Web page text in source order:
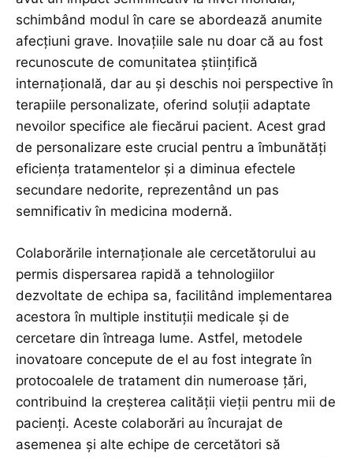
schimbând modul în care se abordează anumite
afecțiuni grave. Inovațiile sale nu doar că au fost
recunoscute de comunitatea științifică
internațională, dar au și deschis noi perspective în
terapiile personalizate, oferind soluții adaptate
nevoilor specifice ale fiecărui pacient. Acest grad
de personalizare este crucial pentru a îmbunătăți
eficiența tratamentelor și a diminua efectele
secundare nedorite, reprezentând un pas
semnificativ în medicina modernă.
Colaborările internaționale ale cercetătorului au
permis dispersarea rapidă a tehnologiilor
dezvoltate de echipa sa, facilitând implementarea
acestora în multiple instituții medicale și de
cercetare din întreaga lume. Astfel, metodele
inovatoare concepute de el au fost integrate în
protocoalele de tratament din numeroase țări,
contribuind la creșterea calității vieții pentru mii de
pacienți. Aceste colaborări au încurajat de
asemenea și alte echipe de cercetători să